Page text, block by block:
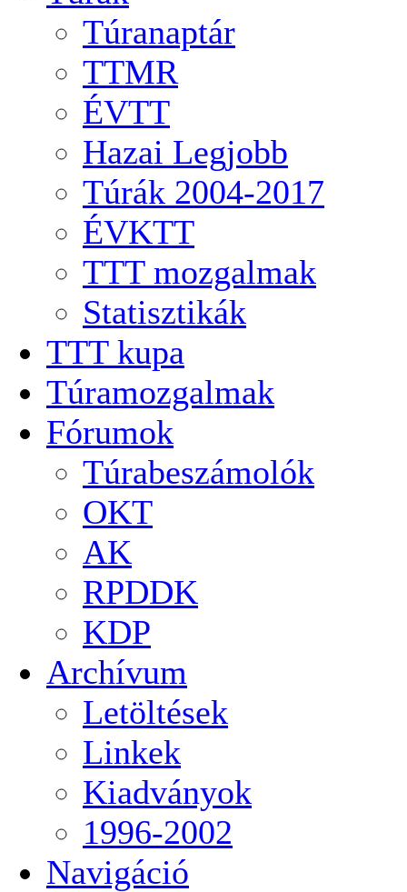
Túranaptár
TTMR
ÉVTT
Hazai Legjobb
Túrák 2004-2017
ÉVKTT
TTT mozgalmak
Statisztikák
TTT kupa
Túramozgalmak
Fórumok
Túrabeszámolók
OKT
AK
RPDDK
KDP
Archívum
Letöltések
Linkek
Kiadványok
1996-2002
Navigáció